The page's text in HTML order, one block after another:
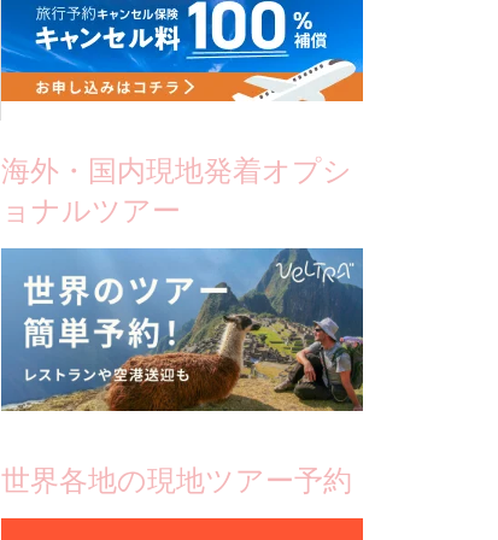
海外・国内現地発着オプシ
ョナルツアー
世界各地の現地ツアー予約